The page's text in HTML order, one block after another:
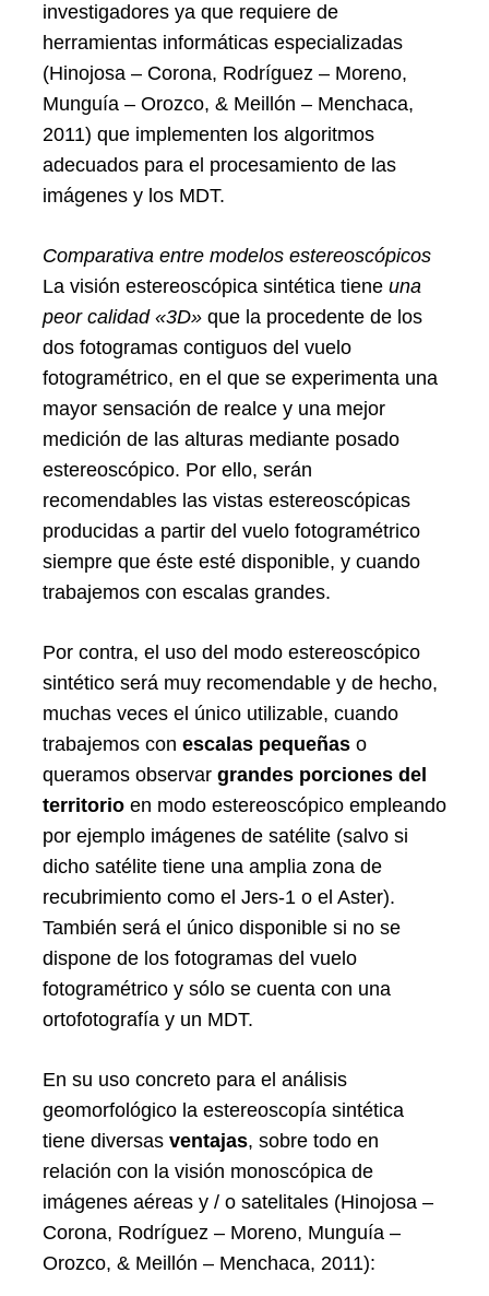
investigadores ya que requiere de
herramientas informáticas especializadas
(Hinojosa – Corona, Rodríguez – Moreno,
Munguía – Orozco, & Meillón – Menchaca,
2011) que implementen los algoritmos
adecuados para el procesamiento de las
imágenes y los MDT.
Comparativa entre modelos estereoscópicos
La visión estereoscópica sintética tiene una
peor calidad «3D» que la procedente de los
dos fotogramas contiguos del vuelo
fotogramétrico, en el que se experimenta una
mayor sensación de realce y una mejor
medición de las alturas mediante posado
estereoscópico. Por ello, serán
recomendables las vistas estereoscópicas
producidas a partir del vuelo fotogramétrico
siempre que éste esté disponible, y cuando
trabajemos con escalas grandes.
Por contra, el uso del modo estereoscópico
sintético será muy recomendable y de hecho,
muchas veces el único utilizable, cuando
trabajemos con escalas pequeñas o
queramos observar grandes porciones del
territorio en modo estereoscópico empleando
por ejemplo imágenes de satélite (salvo si
dicho satélite tiene una amplia zona de
recubrimiento como el Jers-1 o el Aster).
También será el único disponible si no se
dispone de los fotogramas del vuelo
fotogramétrico y sólo se cuenta con una
ortofotografía y un MDT.
En su uso concreto para el análisis
geomorfológico la estereoscopía sintética
tiene diversas ventajas, sobre todo en
relación con la visión monoscópica de
imágenes aéreas y / o satelitales (Hinojosa –
Corona, Rodríguez – Moreno, Munguía –
Orozco, & Meillón – Menchaca, 2011):